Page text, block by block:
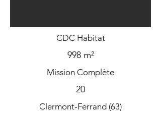
CDC Habitat
998 m²
Mission Complète
20
Clermont-Ferrand (63)